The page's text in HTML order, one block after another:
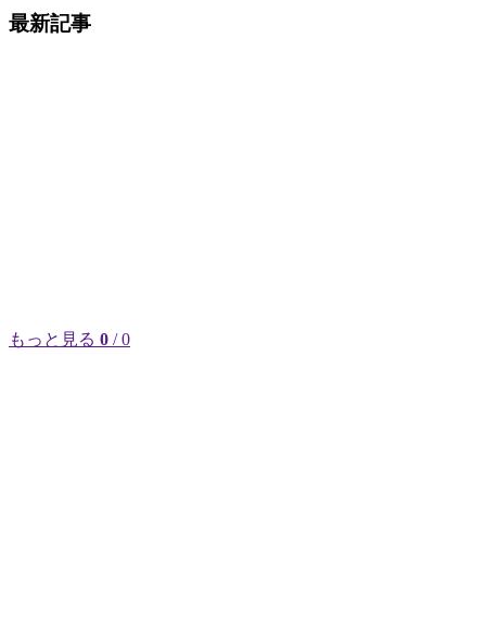
最新記事
もっと見る 0 / 0